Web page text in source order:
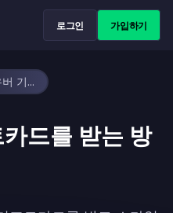
로그인 가입하기
무료 우버 기프트카드를 받는 방법
드를 받는 방